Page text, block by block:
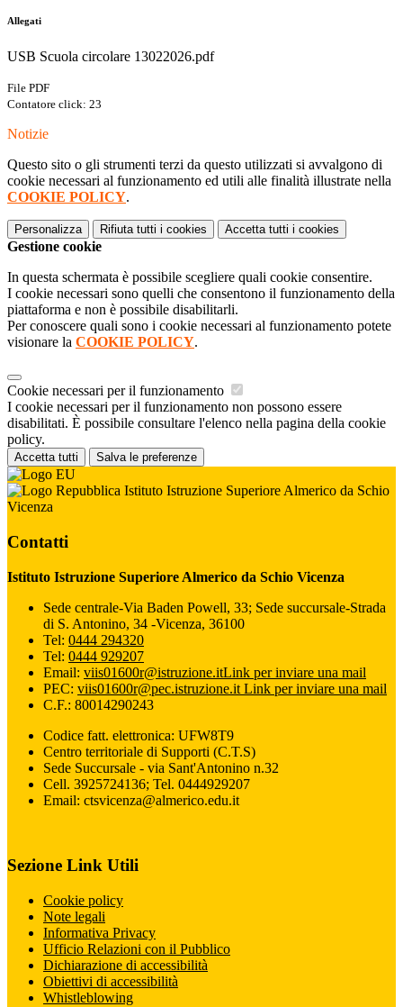
Allegati
USB Scuola circolare 13022026.pdf
File PDF
Contatore click: 23
Notizie
Questo sito o gli strumenti terzi da questo utilizzati si avvalgono di
cookie necessari al funzionamento ed utili alle finalità illustrate nella
COOKIE POLICY.
Personalizza Rifiuta tutti i cookies Accetta tutti i cookies
Gestione cookie
In questa schermata è possibile scegliere quali cookie consentire.
I cookie necessari sono quelli che consentono il funzionamento della
piattaforma e non è possibile disabilitarli.
Per conoscere quali sono i cookie necessari al funzionamento potete
visionare la COOKIE POLICY.
Cookie necessari per il funzionamento
I cookie necessari per il funzionamento non possono essere
disabilitati. È possibile consultare l'elenco nella pagina della cookie
policy.
Accetta tutti Salva le preferenze
Istituto Istruzione Superiore Almerico da Schio
Vicenza
Contatti
Istituto Istruzione Superiore Almerico da Schio Vicenza
Sede centrale-Via Baden Powell, 33; Sede succursale-Strada
di S. Antonino, 34 -Vicenza, 36100
Tel: 0444 294320
Tel: 0444 929207
Email: viis01600r@istruzione.itLink per inviare una mail
PEC: viis01600r@pec.istruzione.it Link per inviare una mail
C.F.: 80014290243
Codice fatt. elettronica: UFW8T9
Centro territoriale di Supporti (C.T.S)
Sede Succursale - via Sant'Antonino n.32
Cell. 3925724136; Tel. 0444929207
Email: ctsvicenza@almerico.edu.it
Sezione Link Utili
Cookie policy
Note legali
Informativa Privacy
Ufficio Relazioni con il Pubblico
Dichiarazione di accessibilità
Obiettivi di accessibilità
Whistleblowing